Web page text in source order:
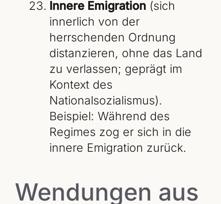
Innere Emigration(sich
innerlich von der
herrschenden Ordnung
distanzieren, ohne das Land
zu verlassen; geprägt im
Kontext des
Nationalsozialismus).
Beispiel: Während des
Regimes zog er sich in die
innere Emigration zurück.
Wendungen aus